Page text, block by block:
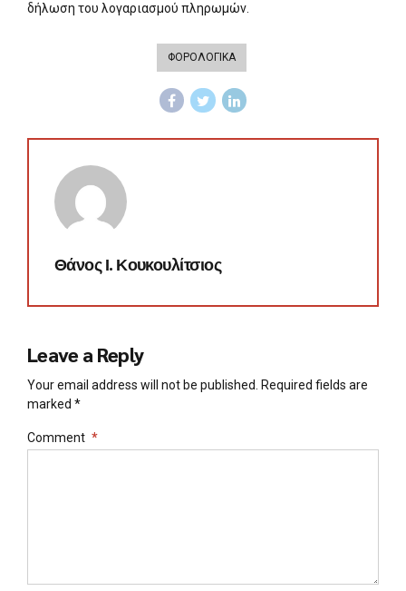
δήλωση του λογαριασμού πληρωμών.
ΦΟΡΟΛΟΓΙΚΑ
Θάνος Ι. Κουκουλίτσιος
Leave a Reply
Your email address will not be published. Required fields are
marked *
Comment *